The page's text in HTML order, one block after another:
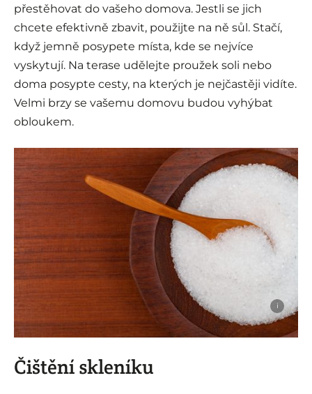
přestěhovat do vašeho domova. Jestli se jich
chcete efektivně zbavit, použijte na ně sůl. Stačí,
když jemně posypete místa, kde se nejvíce
vyskytují. Na terase udělejte proužek soli nebo
doma posypte cesty, na kterých je nejčastěji vidíte.
Velmi brzy se vašemu domovu budou vyhýbat
obloukem.
i
Čištění skleníku